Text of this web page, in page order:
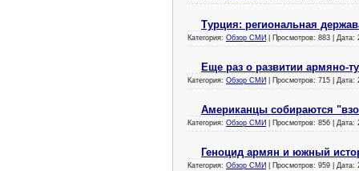
Турция: региональная
Категория: Обзор СМИ | Просмотров: 883 | Дата:
Еще раз о развитии армяно-
Категория: Обзор СМИ | Просмотров: 715 | Дата:
Американцы собираются
Категория: Обзор СМИ | Просмотров: 856 | Дата:
Геноцид армян и южный
Категория: Обзор СМИ | Просмотров: 959 | Дата: